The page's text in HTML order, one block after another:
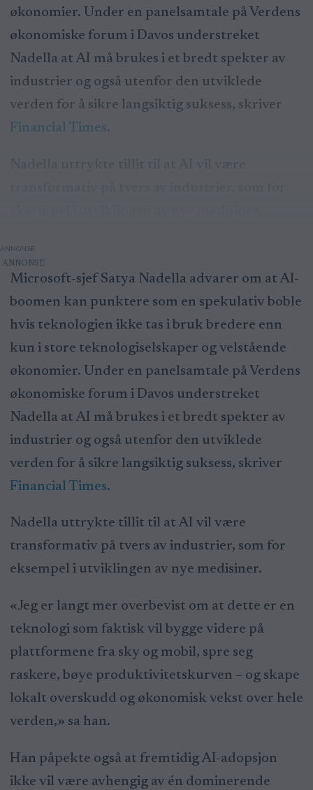
økonomier. Under en panelsamtale på Verdens
økonomiske forum i Davos understreket
Nadella at AI må brukes i et bredt spekter av
industrier og også utenfor den utviklede
verden for å sikre langsiktig suksess, skriver
Financial Times.
ANNONSE
Microsoft-sjef Satya Nadella advarer om at AI-
boomen kan punktere som en spekulativ boble
hvis teknologien ikke tas i bruk bredere enn
kun i store teknologiselskaper og velstående
økonomier. Under en panelsamtale på Verdens
økonomiske forum i Davos understreket
Nadella at AI må brukes i et bredt spekter av
industrier og også utenfor den utviklede
verden for å sikre langsiktig suksess, skriver
Financial Times.
Nadella uttrykte tillit til at AI vil være
transformativ på tvers av industrier, som for
eksempel i utviklingen av nye medisiner.
«Jeg er langt mer overbevist om at dette er en
teknologi som faktisk vil bygge videre på
plattformene fra sky og mobil, spre seg
raskere, bøye produktivitetskurven – og skape
lokalt overskudd og økonomisk vekst over hele
verden,» sa han.
Han påpekte også at fremtidig AI-adopsjon
ikke vil være avhengig av én dominerende